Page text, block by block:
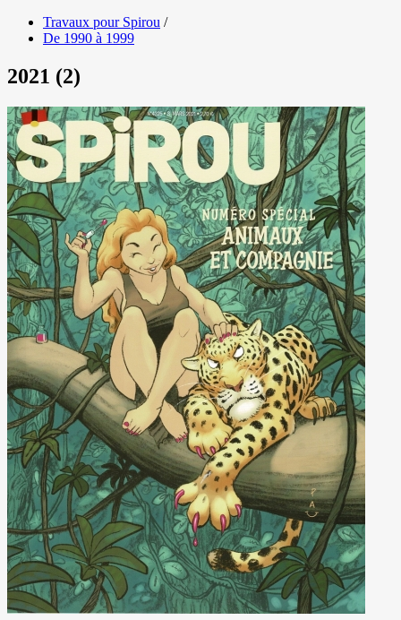
Travaux pour Spirou /
De 1990 à 1999
2021 (2)